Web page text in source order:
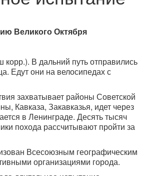
Великого Октября
В дальний путь отправились
Едут они на велосипедах с
захватывает районы Советской
Кавказа, Закавказья, идет через
в Ленинграде. Десять тысяч
похода рассчитывают пройти за
Всесоюзным географическим
организациями города.